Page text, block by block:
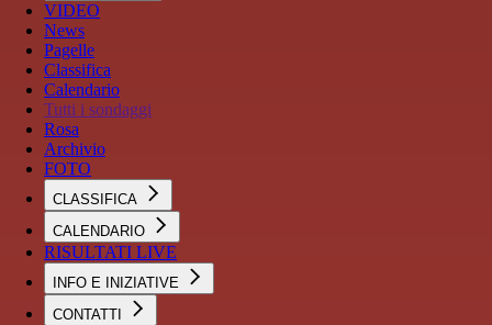
VIDEO
News
Pagelle
Classifica
Calendario
Tutti i sondaggi
Rosa
Archivio
FOTO
CLASSIFICA
CALENDARIO
RISULTATI LIVE
INFO E INIZIATIVE
CONTATTI